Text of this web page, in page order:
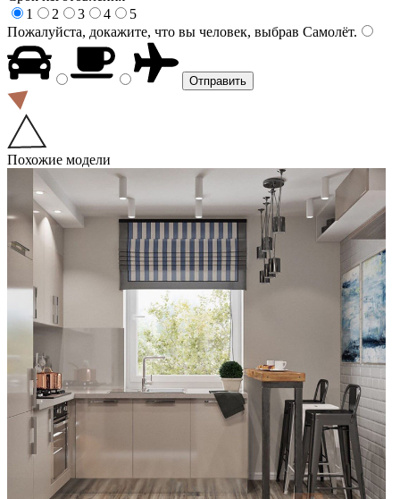
1
2 3 4
5
Пожалуйста, докажите, что вы человек, выбрав Самолёт.
Похожие модели